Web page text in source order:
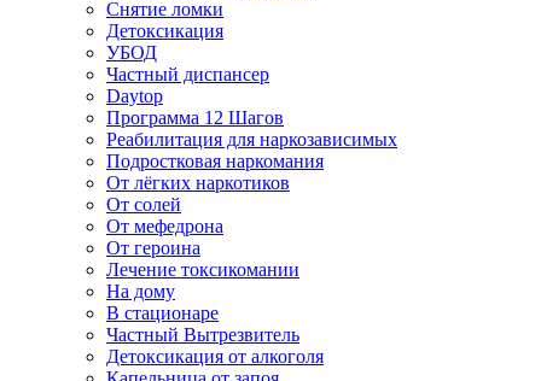
Снятие ломки
Детоксикация
УБОД
Частный диспансер
Daytop
Программа 12 Шагов
Реабилитация для наркозависимых
Подростковая наркомания
От лёгких наркотиков
От солей
От мефедрона
От героина
Лечение токсикомании
На дому
В стационаре
Частный Вытрезвитель
Детоксикация от алкоголя